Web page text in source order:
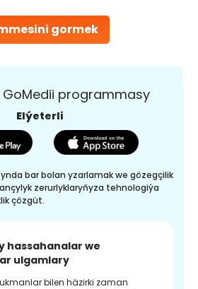
gormek
GoMedii programmasy
Elýeterli
bar bolan yzarlamak we gözegçilik
zerurlyklaryňyza tehnologiýa
çözgüt.
hassahanalar we
ulgamlary
bilen häzirki zaman